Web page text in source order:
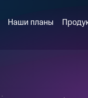
Наши планы